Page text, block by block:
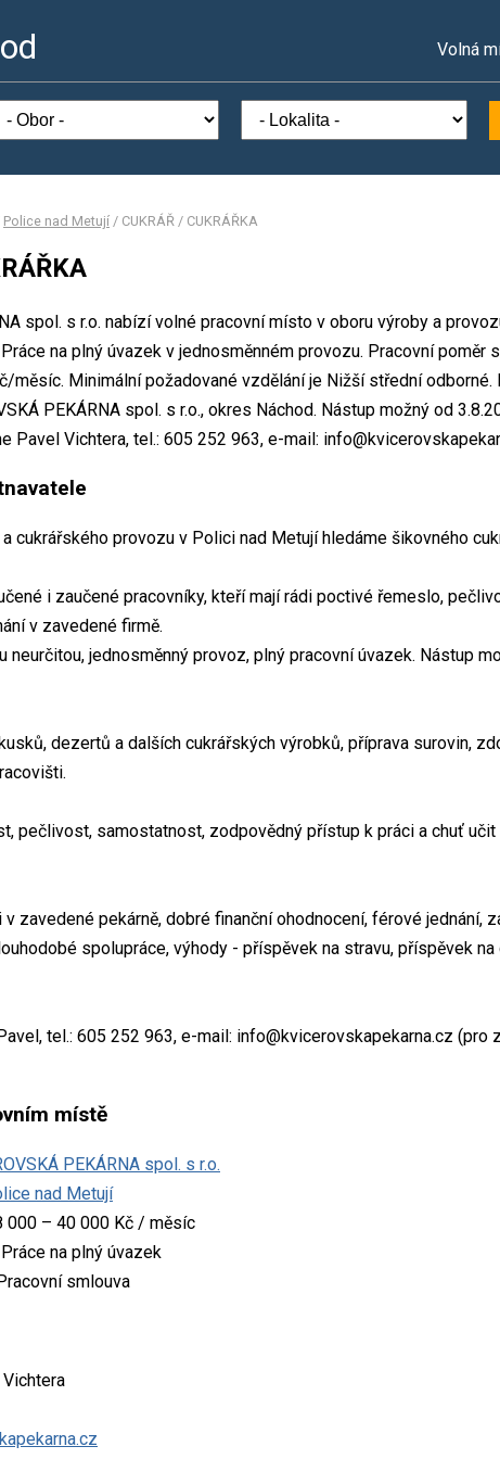
Volná
Police nad Metují / CUKRÁŘ / CUKRÁŘKA
spol. s r.o. nabízí volné pracovní místo v oboru výroby a
Práce na plný úvazek v jednosměnném provozu. Pracovní poměr
měsíc. Minimální požadované vzdělání je Nižší střední odborné.
PEKÁRNA spol. s r.o., okres Náchod. Nástup možný od
Pavel Vichtera, tel.: 605 252 963, e-mail:
cukrářského provozu v Polici nad Metují hledáme šikovného
i zaučené pracovníky, kteří mají rádi poctivé řemeslo,
v zavedené firmě.
neurčitou, jednosměnný provoz, plný pracovní úvazek. Nástup
dezertů a dalších cukrářských výrobků, příprava surovin,
pečlivost, samostatnost, zodpovědný přístup k práci a chuť
zavedené pekárně, dobré finanční ohodnocení, férové jednání,
spolupráce, výhody - příspěvek na stravu, příspěvek
tel.: 605 252 963, e-mail: info@kvicerovskapekarna.cz (pro
místě
PEKÁRNA spol. s r.o.
nad Metují
000 – 40 000 Kč / měsíc
Práce na plný úvazek
smlouva